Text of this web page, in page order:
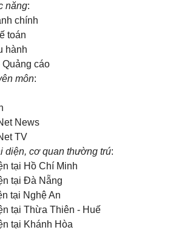
năng:
chính
toán
hành
Quảng cáo
môn:
News
TV
diện, cơ quan thường trú:
tại Hồ Chí Minh
tại Đà Nẵng
tại Nghệ An
tại Thừa Thiên - Huế
tại Khánh Hòa